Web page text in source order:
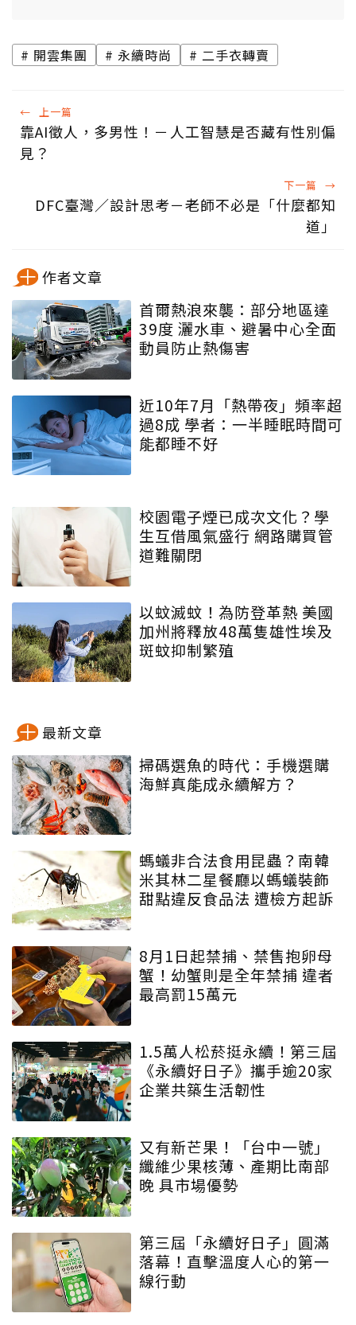
開雲集團 永續時尚 二手衣轉賣
← 上一篇
靠AI徵人，多男性！－人工智慧是否藏有性別偏
見？
下一篇 →
DFC臺灣／設計思考－老師不必是「什麼都知
道」
作者文章
首爾熱浪來襲：部分地區達
39度 灑水車、避暑中心全面
動員防止熱傷害
近10年7月「熱帶夜」頻率超
過8成 學者：一半睡眠時間可
能都睡不好
校園電子煙已成次文化？學
生互借風氣盛行 網路購買管
道難關閉
以蚊滅蚊！為防登革熱 美國
加州將釋放48萬隻雄性埃及
斑蚊抑制繁殖
最新文章
掃碼選魚的時代：手機選購
海鮮真能成永續解方？
螞蟻非合法食用昆蟲？南韓
米其林二星餐廳以螞蟻裝飾
甜點違反食品法 遭檢方起訴
8月1日起禁捕、禁售抱卵母
蟹！幼蟹則是全年禁捕 違者
最高罰15萬元
1.5萬人松菸挺永續！第三屆
《永續好日子》攜手逾20家
企業共築生活韌性
又有新芒果！「台中一號」
纖維少果核薄、產期比南部
晚 具市場優勢
第三屆「永續好日子」圓滿
落幕！直擊溫度人心的第一
線行動